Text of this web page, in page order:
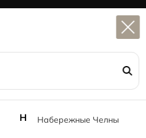
Gray 202 RsMT
Н Набережные Челны